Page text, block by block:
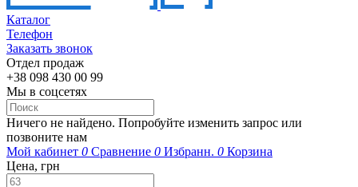
Каталог
Телефон
Заказать звонок
Отдел продаж
+38 098 430 00 99
Мы в соцсетях
Ничего не найдено. Попробуйте изменить запрос или
позвоните нам
Мой кабинет 0 Сравнение 0 Избранн. 0 Корзина
Цена, грн